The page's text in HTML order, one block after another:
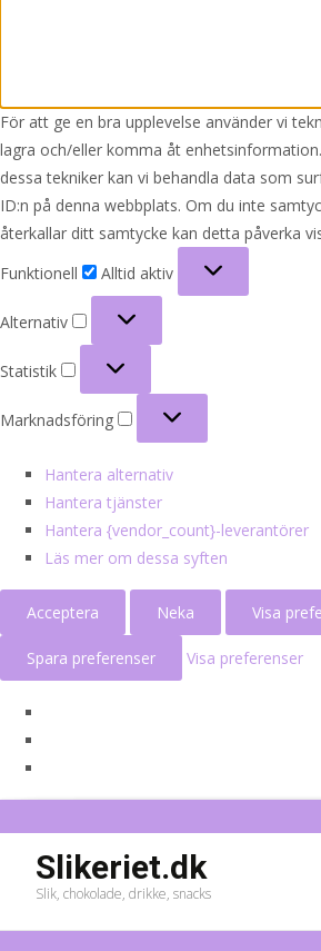
För att ge en bra upplevelse använder vi
lagra och/eller komma åt
dessa tekniker kan vi behandla data som
ID:n på denna webbplats. Om du inte
återkallar ditt samtycke kan detta påverka
Funktionell
Alltid aktiv
Alternativ
Statistik
Marknadsföring
Hantera alternativ
Hantera tjänster
Hantera {vendor_count}-leverantörer
Läs mer om dessa syften
Acceptera Neka Visa
Spara preferenser Visa preferenser
Slikeriet.dk
Slik, chokolade, drikke, snacks